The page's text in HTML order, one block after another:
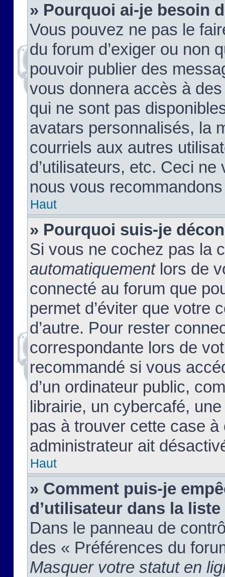
» Pourquoi ai-je besoin
Vous pouvez ne pas le
du forum d’exiger ou non
pouvoir publier des
vous donnera accès à
qui ne sont pas
avatars personnalisés, la
courriels aux autres
d’utilisateurs, etc. Ceci
nous vous
Haut
» Pourquoi suis-je
Si vous ne cochez pas la
automatiquementlors de
connecté au forum que
permet d’éviter que votre
d’autre. Pour rester
correspondante lors de
recommandé si vous
d’un ordinateur public,
librairie, un cybercafé,
pas à trouver cette case à
administrateur ait
Haut
» Comment puis-je
d’utilisateur dans la
Dans le panneau de
des « Préférences du
Masquer votre statut en